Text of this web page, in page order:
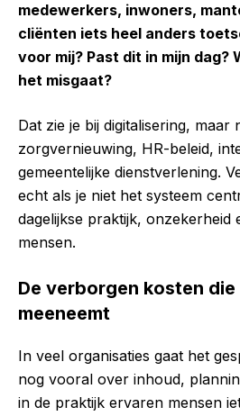
medewerkers, inwoners,
cliënten iets heel anders
voor mij? Past dit in mijn dag?
het misgaat?
Dat zie je bij digitalisering, maar
zorgvernieuwing, HR-beleid,
gemeentelijke dienstverlening.
echt als je niet het systeem
dagelijkse praktijk, onzekerheid
mensen.
De verborgen kosten die
meeneemt
In veel organisaties gaat het
nog vooral over inhoud,
in de praktijk ervaren mensen